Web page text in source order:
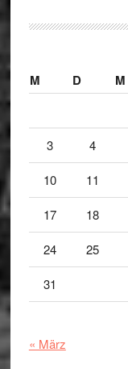
M D M
3 4
10 11
17 18
24 25
31
« März